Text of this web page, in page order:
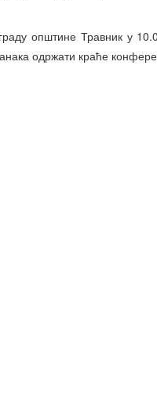
општине Травник у
одржати краће